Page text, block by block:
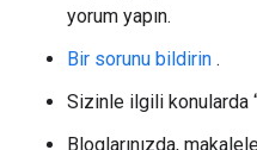
yorum yapın.
Bir sorunu bildirin .
Sizinle ilgili konularda
Bloglarınızda,